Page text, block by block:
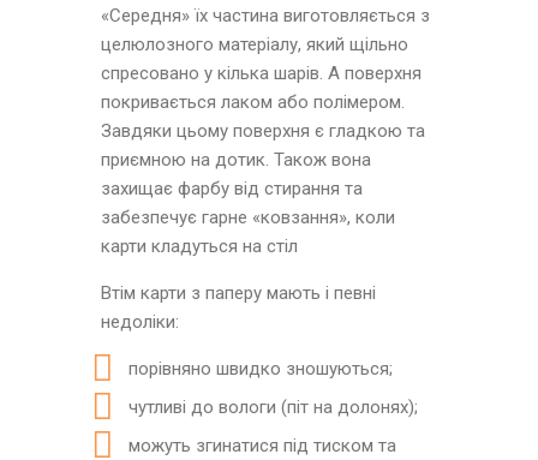
«Середня» їх частина виготовляється з
целюлозного матеріалу, який щільно
спресовано у кілька шарів. А поверхня
покривається лаком або полімером.
Завдяки цьому поверхня є гладкою та
приємною на дотик. Також вона
захищає фарбу від стирання та
забезпечує гарне «ковзання», коли
карти кладуться на стіл
Втім карти з паперу мають і певні
недоліки:
порівняно швидко зношуються;
чутливі до вологи (піт на долонях);
можуть згинатися під тиском та